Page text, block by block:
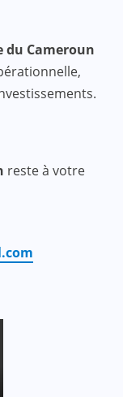
du Cameroun
reste à votre